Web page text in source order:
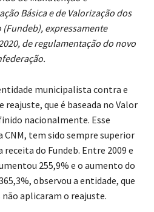
Básica e de Valorização dos
expressamente
de regulamentação do novo
municipalista contra e
reajuste, que é baseada no Valor
nacionalmente. Esse
CNM, tem sido sempre superior
do Fundeb. Entre 2009 e
255,9% e o aumento do
observou a entidade, que
aplicaram o reajuste.